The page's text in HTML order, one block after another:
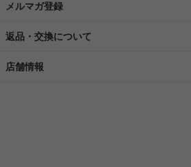
メルマガ登録
返品・交換について
店舗情報